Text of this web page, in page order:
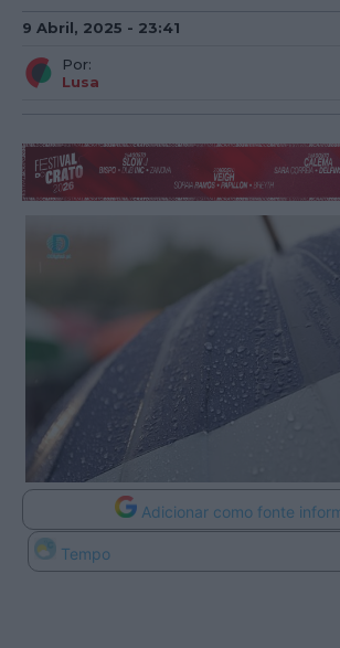
9 Abril, 2025 - 23:41
Por:
Lusa
Adicionar como fonte
Tempo